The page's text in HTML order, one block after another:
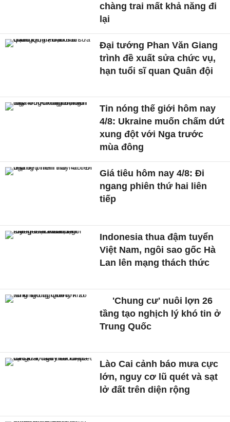
chàng trai mất khả năng đi
lại
Đại tướng Phan Văn Giang
trình đề xuất sửa chức vụ,
hạn tuổi sĩ quan Quân đội
Tin nóng thế giới hôm nay
4/8: Ukraine muốn chấm dứt
xung đột với Nga trước
mùa đông
Giá tiêu hôm nay 4/8: Đi
ngang phiên thứ hai liên
tiếp
Indonesia thua đậm tuyển
Việt Nam, ngôi sao gốc Hà
Lan lên mạng thách thức
'Chung cư' nuôi lợn 26
tầng tạo nghịch lý khó tin ở
Trung Quốc
Lào Cai cảnh báo mưa cực
lớn, nguy cơ lũ quét và sạt
lở đất trên diện rộng